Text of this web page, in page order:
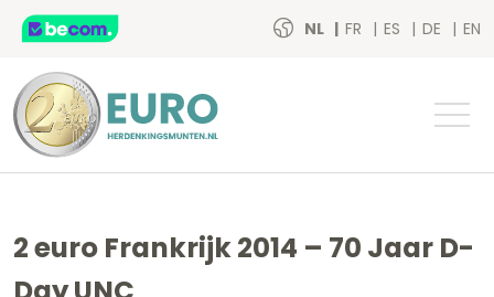
NL FR ES DE EN
2 euro Frankrijk 2014 – 70 Jaar D-